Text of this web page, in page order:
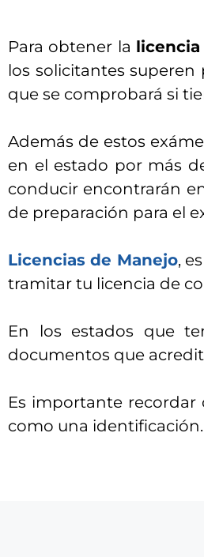
Para obtener la
los solicitantes
que se comprobará si
Además de estos
en el estado por más
conducir encontrarán
de preparación para el
Licencias de Manejo,
tramitar tu licencia de
En los estados que
documentos que
Es importante recordar
como una identificación.